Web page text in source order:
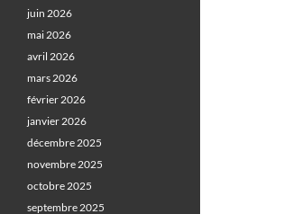
juin 2026
mai 2026
avril 2026
mars 2026
février 2026
janvier 2026
décembre 2025
novembre 2025
octobre 2025
septembre 2025